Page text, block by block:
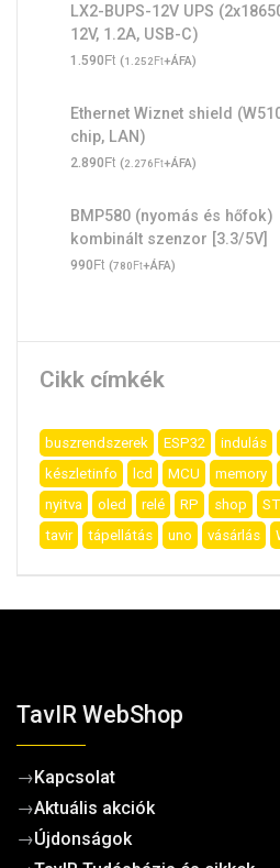
LX2-BUPS-12V UPS
12V, 1.2A, USB-C)
1.590Ft (1.252Ft+ÁFA)
Ethernet Wiznet shield
chip, LAN)
2.890Ft (2.276Ft+ÁFA)
BMP580 (nyomás és hőfok)
kombinált szenzor [3.3/5V]
990Ft (780Ft+ÁFA)
Cikk címkék
buszrendszerek ESP32 indulás
készletinfo
lcd MCU memory
nyitva
oled relé RP shop
tavir
tápellátás uno vásárlás
TavIR WebShop
→Kapcsolat
→Aktuális akciók
→Újdonságok